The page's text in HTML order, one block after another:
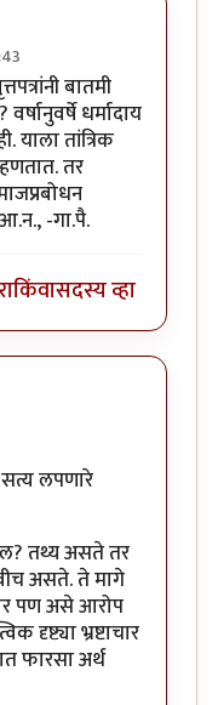
प्रकाश घाटपांडे
बातमी
धर्मादाय
याला तांत्रिक
तर
-गा.पै.
किंवासदस्य व्हा
फ्रॉडbyगामा पैलवान
सत्य लपणारे
तथ्य असते तर
असते. ते मागे
पण असे आरोप
दृष्ट्या भ्रष्टाचार
फारसा अर्थ